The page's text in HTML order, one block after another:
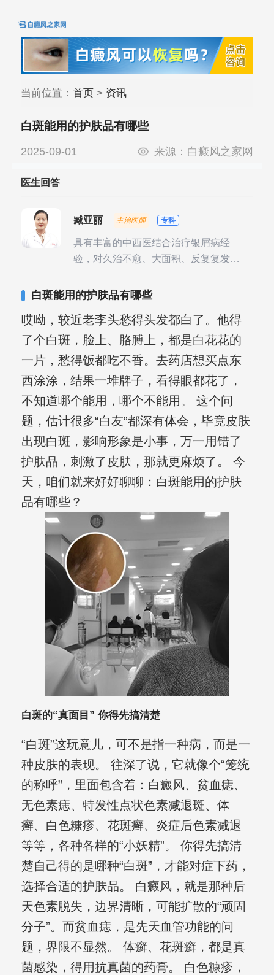
当前位置： 首页> 资讯
白斑能用的护肤品有哪些
2025-09-01 来源： 白癜风之家网
医生回答
臧亚丽 主治医师 专科
具有丰富的中西医结合治疗银屑病经
验，对久治不愈、大面积、反复复发性
白斑能用的护肤品有哪些
哎呦，较近老李头愁得头发都白了。他得
了个白斑，脸上、胳膊上，都是白花花的
一片，愁得饭都吃不香。去药店想买点东
西涂涂，结果一堆牌子，看得眼都花了，
不知道哪个能用，哪个不能用。 这个问
题，估计很多“白友”都深有体会，毕竟皮肤
出现白斑，影响形象是小事，万一用错了
护肤品，刺激了皮肤，那就更麻烦了。 今
天，咱们就来好好聊聊：白斑能用的护肤
品有哪些？
白斑的“真面目” 你得先搞清楚
“白斑”这玩意儿，可不是指一种病，而是一
种皮肤的表现。 往深了说，它就像个“笼统
的称呼”，里面包含着：白癜风、贫血痣、
无色素痣、特发性点状色素减退斑、体
癣、白色糠疹、花斑癣、炎症后色素减退
等等，各种各样的“小妖精”。 你得先搞清
楚自己得的是哪种“白斑”，才能对症下药，
选择合适的护肤品。 白癜风，就是那种后
天色素脱失，边界清晰，可能扩散的“顽固
分子”。而贫血痣，是先天血管功能的问
题，界限不显然。 体癣、花斑癣，都是真
菌感染，得用抗真菌的药膏。 白色糠疹，